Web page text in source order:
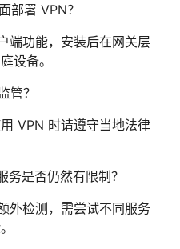
部署 VPN？
端功能，安装后在网关层
设备。
管？
VPN 时请遵守当地法律
是否仍然有限制？
外检测，需尝试不同服务